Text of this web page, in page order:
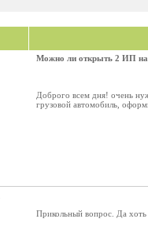
Можно ли открыть 2 ИП
Доброго всем дня! очень
грузовой автомобиль,
Прикольный вопрос. Да хоть